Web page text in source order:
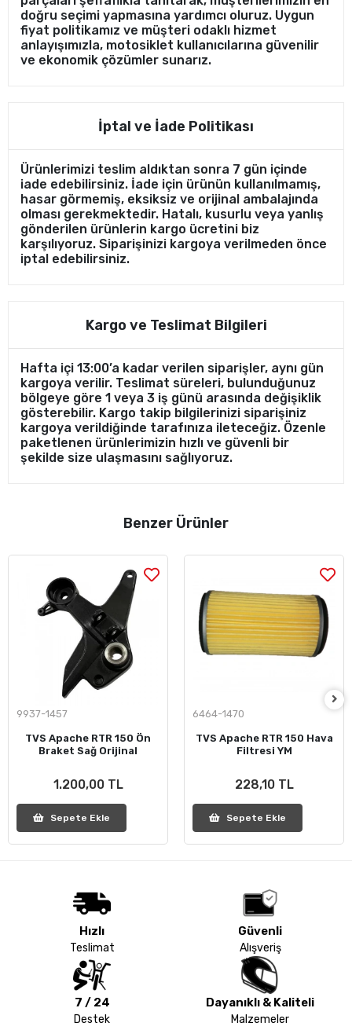
doğru seçimi yapmasına yardımcı oluruz. Uygun
fiyat politikamız ve müşteri odaklı hizmet
anlayışımızla, motosiklet kullanıcılarına güvenilir
ve ekonomik çözümler sunarız.
İptal ve İade Politikası
Ürünlerimizi teslim aldıktan sonra 7 gün içinde
iade edebilirsiniz. İade için ürünün kullanılmamış,
hasar görmemiş, eksiksiz ve orijinal ambalajında
olması gerekmektedir. Hatalı, kusurlu veya yanlış
gönderilen ürünlerin kargo ücretini biz
karşılıyoruz. Siparişinizi kargoya verilmeden önce
iptal edebilirsiniz.
Kargo ve Teslimat Bilgileri
Hafta içi 13:00’a kadar verilen siparişler, aynı gün
kargoya verilir. Teslimat süreleri, bulunduğunuz
bölgeye göre 1 veya 3 iş günü arasında değişiklik
gösterebilir. Kargo takip bilgilerinizi siparişiniz
kargoya verildiğinde tarafınıza ileteceğiz. Özenle
paketlenen ürünlerimizin hızlı ve güvenli bir
şekilde size ulaşmasını sağlıyoruz.
Benzer Ürünler
9937-1457
TVS Apache RTR 150 Ön
Braket Sağ Orijinal
1.200,00 TL
Sepete Ekle
6464-1470
TVS Apache RTR 150 Hava
Filtresi YM
228,10 TL
Sepete Ekle
Hızlı
Teslimat
Güvenli
Alışveriş
7 / 24
Destek
Dayanıklı & Kaliteli
Malzemeler